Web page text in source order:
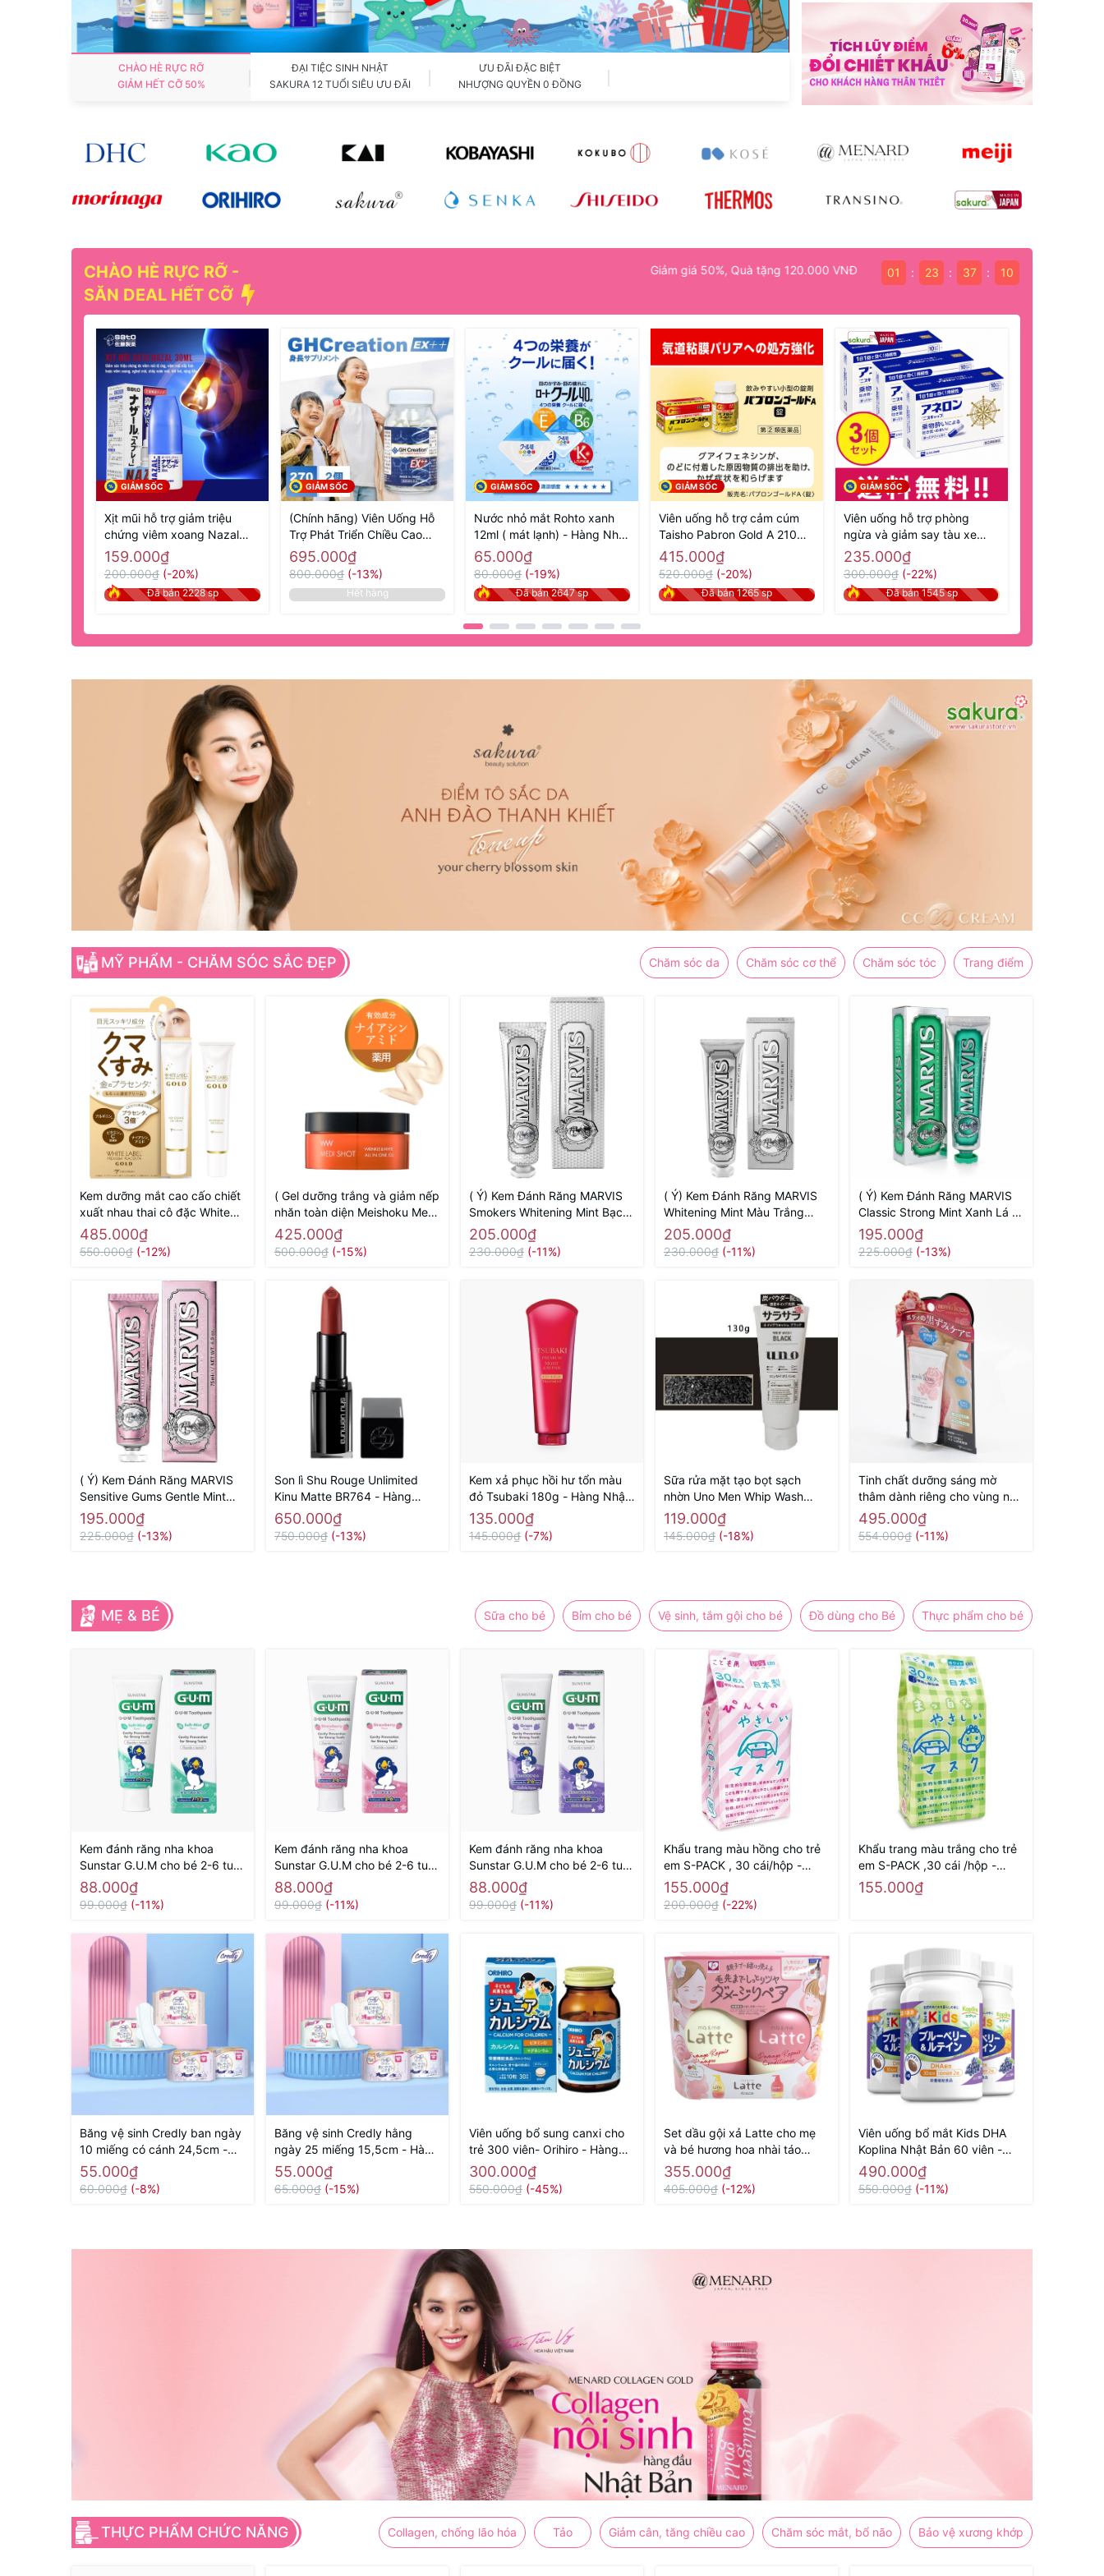
CHÀO HÈ RỰC RỠ
GIẢM HẾT CỠ 50%
ĐẠI TIỆC SINH NHẬT
SAKURA 12 TUỔI SIÊU ƯU ĐÃI
ƯU ĐÃI ĐẶC BIỆT
NHƯỢNG QUYỀN 0 ĐỒNG
CHÀO HÈ RỰC RỠ -
SĂN DEAL HẾT CỠ
01 : 23 : 37 : 08
GIẢM SỐC
Xịt mũi hỗ trợ giảm triệu
chứng viêm xoang Nazal
Sato 30ml- Hàng Nhật nội
địa
159.000₫
200.000₫ (-20%)
Đã bán 2228 sp
GIẢM SỐC
(Chính hãng) Viên Uống Hỗ
Trợ Phát Triển Chiều Cao
270 Viên GH Creation EX+ -
Hàng Nhật nội địa
695.000₫
800.000₫ (-13%)
Hết hàng
GIẢM SỐC
Nước nhỏ mắt Rohto xanh
12ml ( mát lạnh) - Hàng Nhật
nội địa
65.000₫
80.000₫ (-19%)
Đã bán 2647 sp
GIẢM SỐC
Viên uống hỗ trợ cảm cúm
Taisho Pabron Gold A 210
viên – Hàng Nhật nội địa
415.000₫
520.000₫ (-20%)
Đã bán 1265 sp
GIẢM SỐC
Viên uống hỗ trợ phòng
ngừa và giảm say tàu xe
Aneron 10 viên - Hàng Nhật
chính hãng
235.000₫
300.000₫ (-22%)
Đã bán 1545 sp
MỸ PHẨM - CHĂM SÓC SẮC ĐẸP Chăm sóc da Chăm sóc cơ thể Chăm sóc tóc Trang điểm
Kem dưỡng mắt cao cấo chiết
xuất nhau thai cô đặc White
Label Placenta Rich Gold Eye
Cream MICCOSMO 25g -
Hàng Nhật chính hãng
485.000₫
550.000₫ (-12%)
( Gel dưỡng trắng và giảm nếp
nhăn toàn diện Meishoku Medi
Shot Wrinkle & White all in one
50g - Hàng Nhật chính hãng
425.000₫
500.000₫ (-15%)
( Ý) Kem Đánh Răng MARVIS
Smokers Whitening Mint Bạc
Trắng ( Dành Cho Người Hút
Thuốc Lá)
205.000₫
230.000₫ (-11%)
( Ý) Kem Đánh Răng MARVIS
Whitening Mint Màu Trắng
85ml ( Chứa Tinh Chất Trắng
Răng)
205.000₫
230.000₫ (-11%)
( Ý) Kem Đánh Răng MARVIS
Classic Strong Mint Xanh Lá (
Vị Bạc Hà Thơm Mát)
195.000₫
225.000₫ (-13%)
( Ý) Kem Đánh Răng MARVIS
Sensitive Gums Gentle Mint
75ml Màu Hồng (Răng Nhạy
Cảm)
195.000₫
225.000₫ (-13%)
Son lì Shu Rouge Unlimited
Kinu Matte BR764 - Hàng
Nhật chính hãng
650.000₫
750.000₫ (-13%)
Kem xả phục hồi hư tổn màu
đỏ Tsubaki 180g - Hàng Nhật
chính hãng
135.000₫
145.000₫ (-7%)
Sữa rửa mặt tạo bọt sạch
nhờn Uno Men Whip Wash
Black 130g - Hàng Nhật chính
hãng
119.000₫
145.000₫ (-18%)
Tinh chất dưỡng sáng mờ
thâm dành riêng cho vùng nhũ
hoa, vùng bikini, nách, đùi
trong Beppin Body Virgin
White Serum MICCOSMO 30g
495.000₫
554.000₫ (-11%)
MẸ & BÉ Sữa cho bé Bỉm cho bé Vệ sinh, tắm gội cho bé Đồ dùng cho Bé Thực phẩm cho bé
Kem đánh răng nha khoa
Sunstar G.U.M cho bé 2-6 tuổi
70g ( hương bạc hà) - Hàng
Nhật nội địa
88.000₫
99.000₫ (-11%)
Kem đánh răng nha khoa
Sunstar G.U.M cho bé 2-6 tuổi
70g ( hương dâu) - Hàng Nhật
nội địa
88.000₫
99.000₫ (-11%)
Kem đánh răng nha khoa
Sunstar G.U.M cho bé 2-6 tuổi
70g ( hương nho) - Hàng Nhật
nội địa
88.000₫
99.000₫ (-11%)
Khẩu trang màu hồng cho trẻ
em S-PACK , 30 cái/hộp -
Hàng Nhật nội địa
155.000₫
200.000₫ (-22%)
Khẩu trang màu trắng cho trẻ
em S-PACK ,30 cái /hộp -
Hàng Nhật nội địa
155.000₫
Băng vệ sinh Credly ban ngày
10 miếng có cánh 24,5cm -
Hàng Nhật nội địa
55.000₫
60.000₫ (-8%)
Băng vệ sinh Credly hằng
ngày 25 miếng 15,5cm - Hàng
Nhật nội địa
55.000₫
65.000₫ (-15%)
Viên uống bổ sung canxi cho
trẻ 300 viên- Orihiro - Hàng
Nhật nội địa
300.000₫
550.000₫ (-45%)
Set dầu gội xả Latte cho mẹ
và bé hương hoa nhài táo
400ml x 2 - Hàng Nhật nội địa
355.000₫
405.000₫ (-12%)
Viên uống bổ mắt Kids DHA
Koplina Nhật Bản 60 viên -
Hàng Nhật nội địa
490.000₫
550.000₫ (-11%)
THỰC PHẨM CHỨC NĂNG Collagen, chống lão hóa Tảo Giảm cân, tăng chiều cao Chăm sóc mắt, bổ não Bảo vệ xương khớp